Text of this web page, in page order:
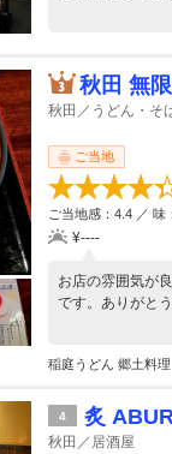
秋田 無
秋田／うどん・そ
ご当地
ご当地感：4.4 ／
¥----
お店の雰囲気が
です。ありがと
稲庭うどん 郷土料理
4 炙
秋田／居酒屋